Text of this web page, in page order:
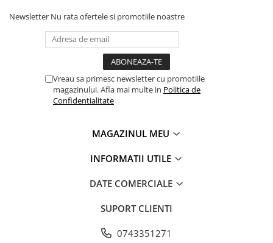
Newsletter Nu rata ofertele si promotiile noastre
Vreau sa primesc newsletter cu promotiile
magazinului. Afla mai multe in Politica de
Confidentialitate
MAGAZINUL MEU
INFORMATII UTILE
DATE COMERCIALE
SUPORT CLIENTI
0743351271